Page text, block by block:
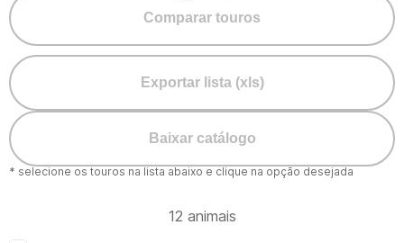
Comparar touros
Exportar lista (xls)
Baixar catálogo
* selecione os touros na lista abaixo e clique na opção desejada
12 animais